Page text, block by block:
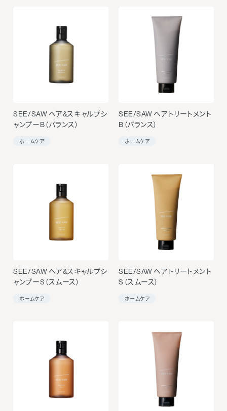
SEE/SAW ヘア&スキャルプシ
ャンプーB（バランス）
ホームケア
SEE/SAW ヘアトリートメント
B（バランス）
ホームケア
SEE/SAW ヘア&スキャルプシ
ャンプーS（スムース）
ホームケア
SEE/SAW ヘアトリートメント
S（スムース）
ホームケア